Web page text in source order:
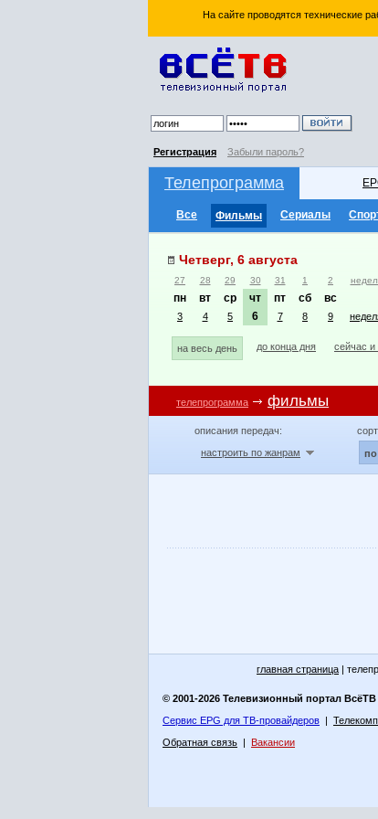
На сайте проводятся технические
Регистрация Забыли пароль?
Телепрограмма
Все Фильмы Сериалы
Четверг, 6 августа
27 28 29 30 31 1 2
пн вт ср чт пт сб вс
3 4 5 6 7 8 9
на весь день до конца дня сейчас и
телепрограмма фильмы
описания передач:
настроить по жанрам
по
главная страница |
© 2001-2026 Телевизионный портал ВсёТВ
Сервис EPG для ТВ-провайдеров |
Обратная связь | Вакансии